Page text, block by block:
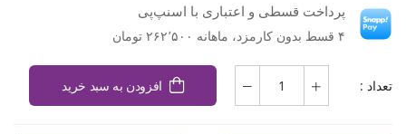
پرداخت قسطی و اعتباری با اسنپ‌پی
۴ قسط بدون کارمزد، ماهانه ۲۶۲٬۵۰۰ تومان
تعداد : افزودن به سبد خرید